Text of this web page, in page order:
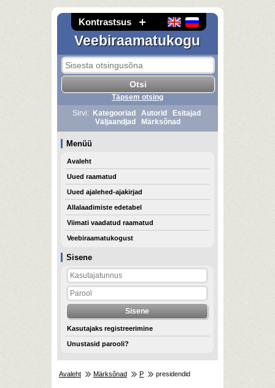
Kontrastsus
Veebiraamatukogu
Sisene
Kasutajaks registreerimine
Unustasid parooli?
Täpsem otsing
Sirvi:
Kategooriad Autorid
Esitajad
Väljaandjad
Märksõnad
Menüü
Avaleht
Uued raamatud
Uued ajalehed-ajakirjad
Allalaadimiste edetabel
Viimati vaadatud raamatud
Veebiraamatukogust
Avaleht Märksõnad P presidendid